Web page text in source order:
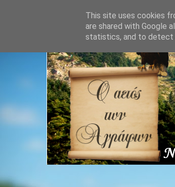
This site uses cookies
are shared with Google
statistics, and to detect